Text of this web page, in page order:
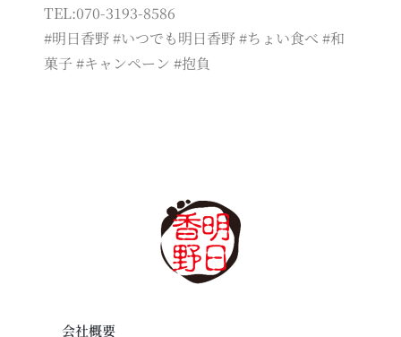
TEL:070-3193-8586
#明日香野 #いつでも明日香野 #ちょい食べ #和
菓子 #キャンペーン #抱負
会社概要